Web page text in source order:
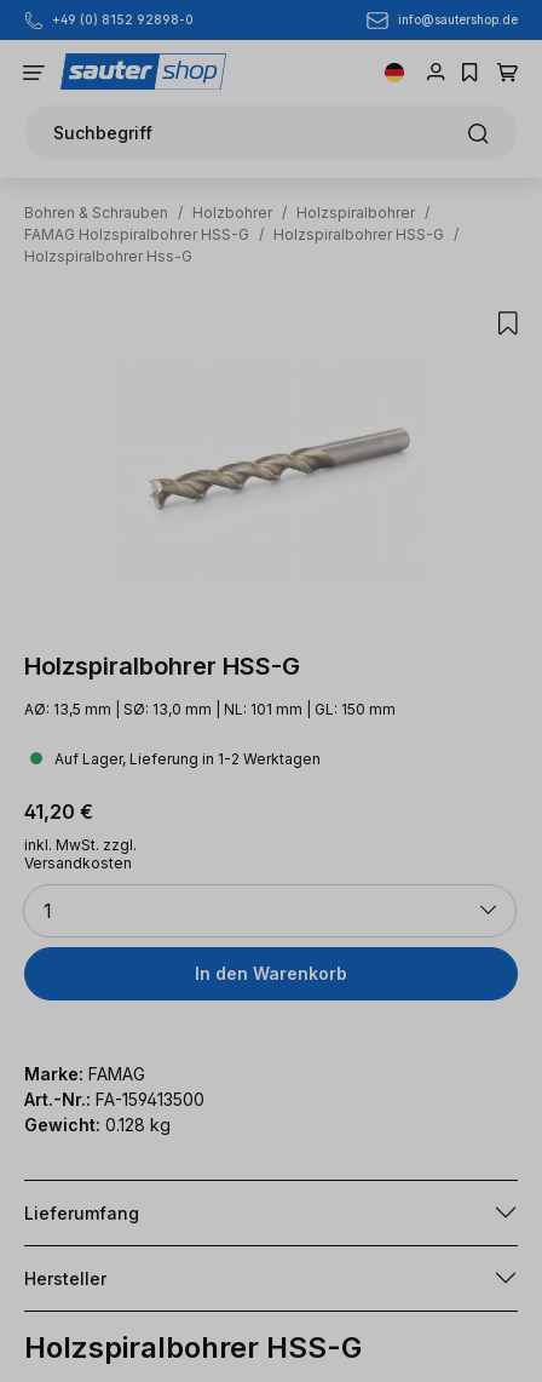
Zum Hauptinhalt springen
+49 (0) 8152 92898-0 info@sautershop.de
Suchbegriff
Bohren & Schrauben / Holzbohrer / Holzspiralbohrer /
FAMAG Holzspiralbohrer HSS-G
/ Holzspiralbohrer HSS-G
/
Holzspiralbohrer Hss-G
Holzspiralbohrer HSS-G
AØ: 13,5 mm | SØ: 13,0 mm | NL: 101 mm | GL: 150 mm
Auf Lager, Lieferung in 1-2 Werktagen
Regulärer Preis:
41,20 €
inkl. MwSt. zzgl.
Versandkosten
Anzahl
1
In den Warenkorb
Marke: FAMAG
Art.-Nr.: FA-159413500
Gewicht: 0.128 kg
Lieferumfang
Hersteller
Holzspiralbohrer HSS-G